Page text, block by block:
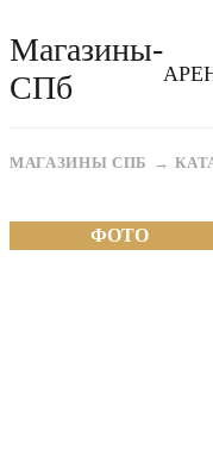
Магазины-
СПб
МАГАЗИНЫ СПБ
ФОТО